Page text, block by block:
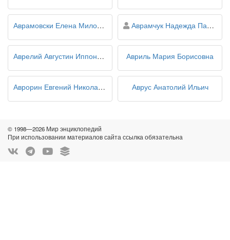
Аврамовски Елена Милорадовна персона
Аврамчук Надежда Павловна
Аврелий Августин Иппонийский Авриль Мария Борисовна
Аврорин Евгений Николаевич Аврус Анатолий Ильич
© 1998—2026 Мир энциклопедий
При использовании материалов сайта ссылка обязательна